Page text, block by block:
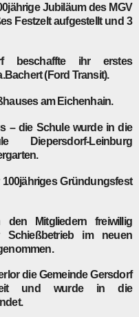
Jubiläum des MGV
Festzelt aufgestellt und 3
beschaffte ihr erstes
(Ford Transit).
am Eichenhain.
– die Schule wurde in die
Diepersdorf-Leinburg
Gründungsfest
Mitgliedern freiwillig
Schießbetrieb im neuen
die Gemeinde Gersdorf
und wurde in die